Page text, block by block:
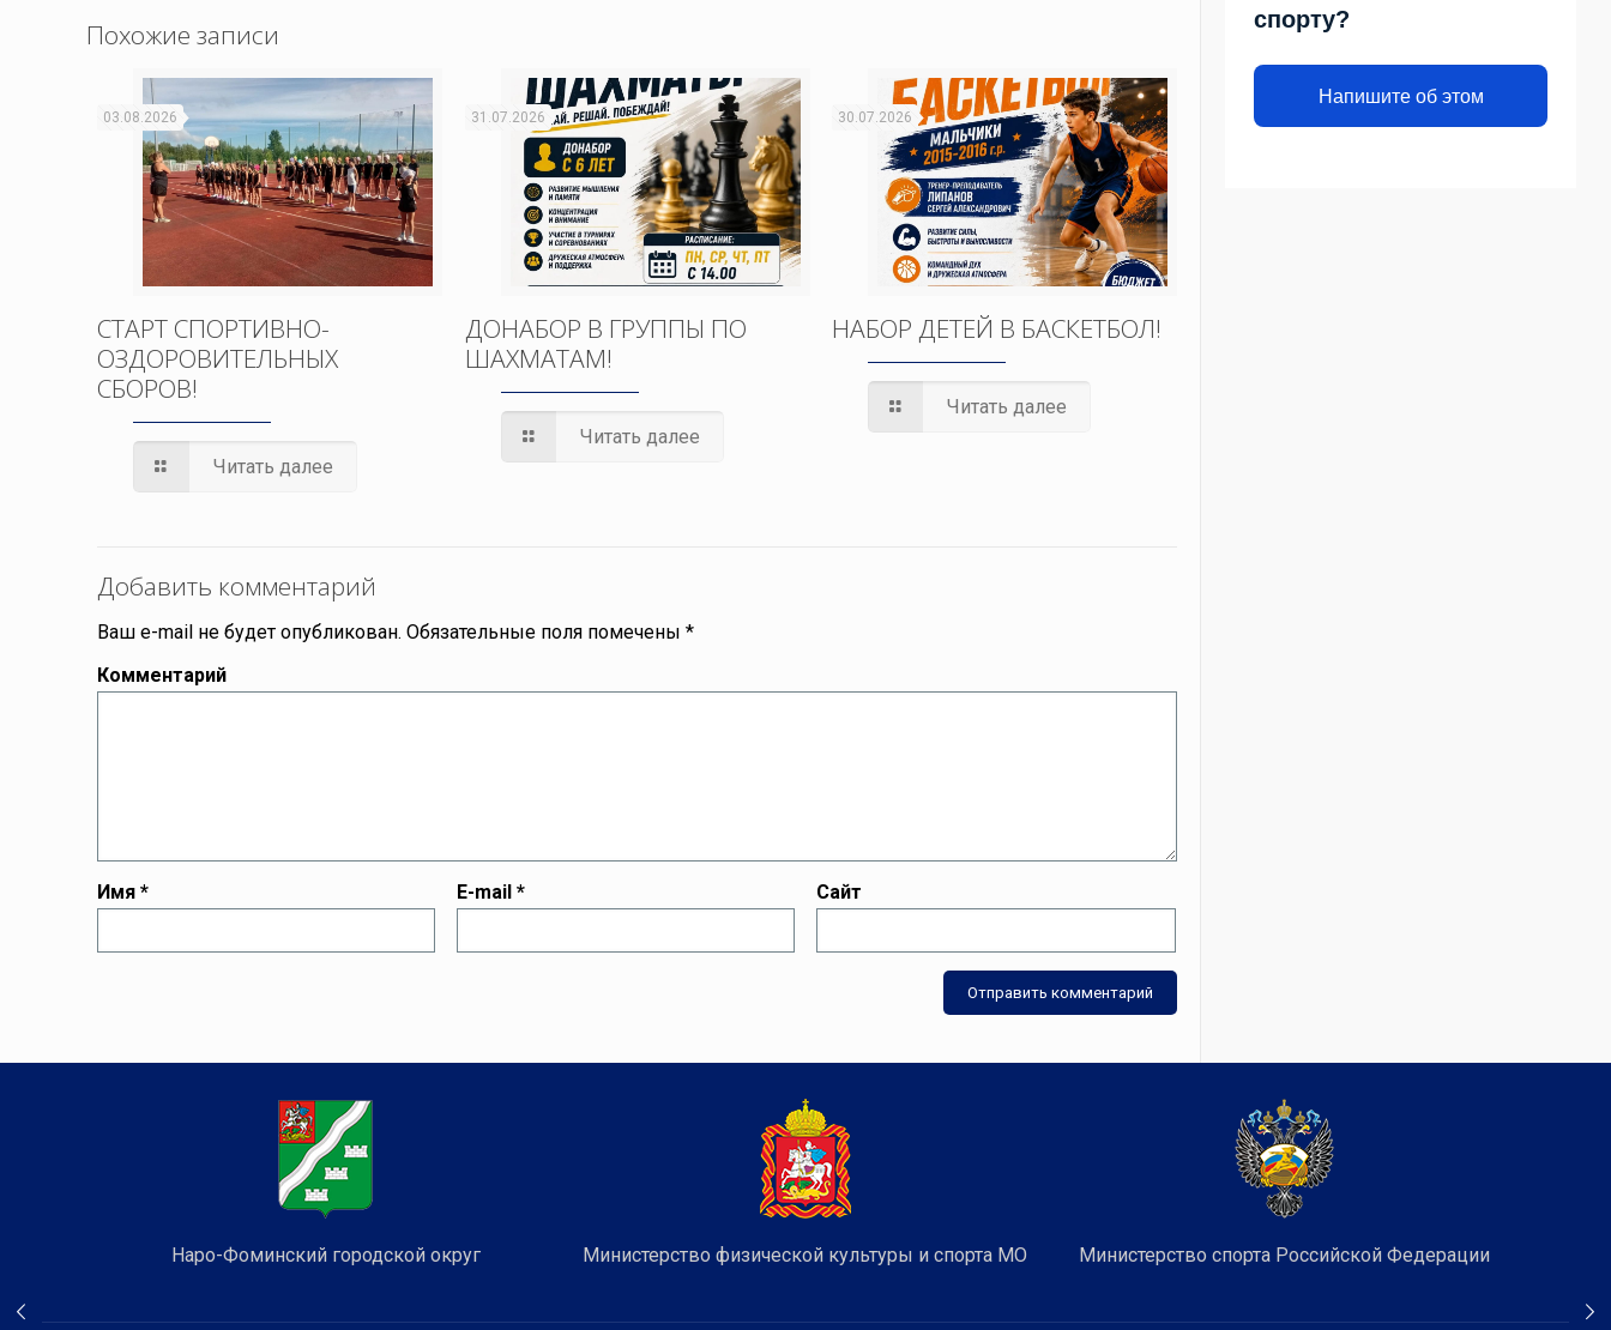
Похожие записи
03.08.2026
СТАРТ СПОРТИВНО-
ОЗДОРОВИТЕЛЬНЫХ
СБОРОВ!
Читать далее
31.07.2026
ДОНАБОР В ГРУППЫ ПО
ШАХМАТАМ!
Читать далее
30.07.2026
НАБОР ДЕТЕЙ В БАСКЕТБОЛ!
Читать далее
Добавить комментарий
Ваш e-mail не будет опубликован. Обязательные поля помечены*
Комментарий
Имя* E-mail* Сайт
спорту?
Напишите об этом
Наро-Фоминский городской округ Министерство физической культуры и спорта МО Министерство спорта Российской Федерации